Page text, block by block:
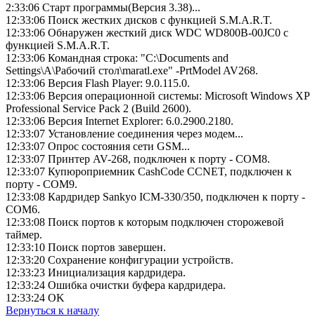
2:33:06 Cтарт программы(Версия 3.38)...
12:33:06 Поиск жестких дисков с функцией S.M.A.R.T.
12:33:06 Обнаружен жесткий диск WDC WD800B-00JC0 с
функцией S.M.A.R.T.
12:33:06 Командная строка: "C:\Documents and
Settings\A\Рабочий стол\maratl.exe" -PrtModel AV268.
12:33:06 Версия Flash Player: 9.0.115.0.
12:33:06 Версия операционной системы: Microsoft Windows XP
Professional Service Pack 2 (Build 2600).
12:33:06 Версия Internet Explorer: 6.0.2900.2180.
12:33:07 Установление соединения через модем...
12:33:07 Опрос состояния сети GSM...
12:33:07 Принтер AV-268, подключен к порту - COM8.
12:33:07 Купюроприемник CashCode CCNET, подключен к
порту - COM9.
12:33:08 Кардридер Sankyo ICM-330/350, подключен к порту -
COM6.
12:33:08 Поиск портов к которым подключен сторожевой
таймер.
12:33:10 Поиск портов завершен.
12:33:20 Сохранение конфигурации устройств.
12:33:23 Инициализация кардридера.
12:33:24 Ошибка очистки буфера кардридера.
12:33:24 OK
Вернуться к началу